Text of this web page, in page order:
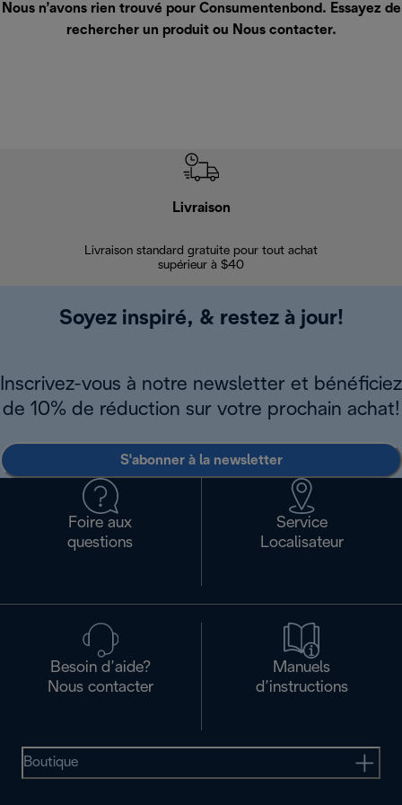
Nous n’avons rien trouvé pour Consumentenbond. Essayez de
rechercher un produit ou Nous contacter.
Livraison
Livraison standard gratuite pour tout achat
supérieur à $40
Soyez inspiré, & restez à jour!
Inscrivez-vous à notre newsletter et bénéficiez
de 10% de réduction sur votre prochain achat!
S'abonner à la newsletter
Foire aux
questions
Service
Localisateur
Besoin d’aide?
Nous contacter
Manuels
d’instructions
Boutique